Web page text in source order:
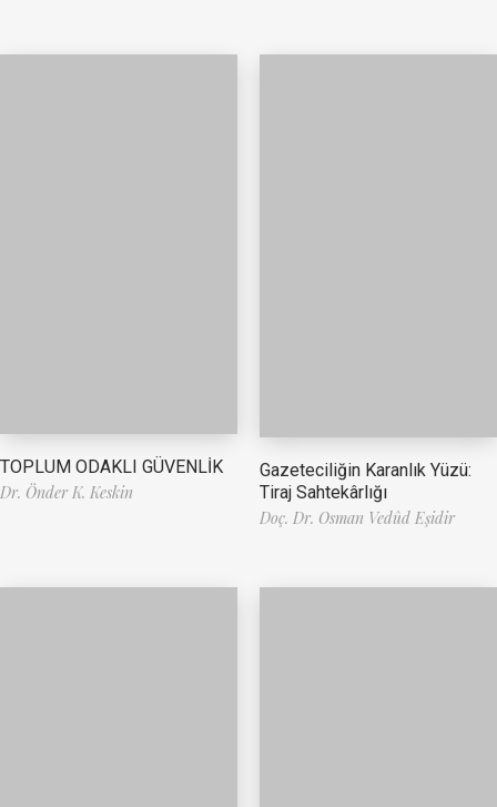
TOPLUM ODAKLI GÜVENLİK
Dr. Önder K. Keskin
Gazeteciliğin Karanlık Yüzü:
Tiraj Sahtekârlığı
Doç. Dr. Osman Vedûd Eşidir